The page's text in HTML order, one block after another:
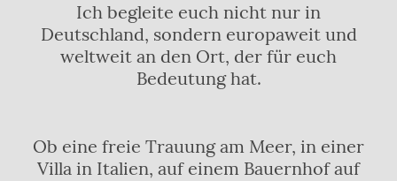
Ich begleite euch nicht nur in
Deutschland, sondern europaweit und
weltweit an den Ort, der für euch
Bedeutung hat.
Ob eine freie Trauung am Meer, in einer
Villa in Italien, auf einem Bauernhof auf